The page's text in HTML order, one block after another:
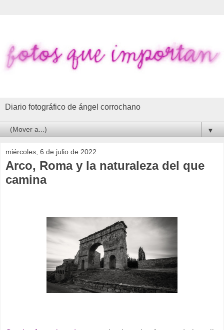
Diario fotográfico de ángel corrochano
▼
miércoles, 6 de julio de 2022
Arco, Roma y la naturaleza del que
camina